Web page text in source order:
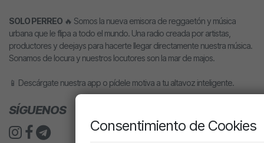
SOLO PERREO 🔥 Somos la nueva emisora de reggaetón y música
urbana que le flipa a todo el mundo. Una radio creada por artistas,
productores y deejays para hacerte llegar directamente nuestra música.
Sonamos de locura y nuestros locutores son la mar de majos.
📱 Descárgate nuestra app o pídele motiva a tu altavoz inteligente.
SÍGUENOS
Consentimiento de Cookies